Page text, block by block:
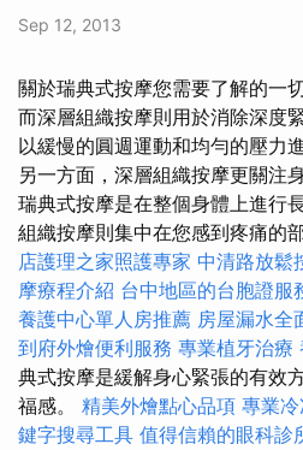
Sep 12, 2013
關於瑞典式按摩您需要了解的一
而深層組織按摩則用於消除深度
以緩慢的圓週運動和均勻的壓力
另一方面，深層組織按摩更關注
瑞典式按摩是在整個身體上進行
組織按摩則集中在您感到疼痛的
店護理之家照護專家 中清路放鬆
摩療程介紹 台中地區的台胞證服
養護中心單人房推薦 房屋漏水全
到府外燴便利服務 專業植牙治療
典式按摩是緩解身心緊張的有效
福感。 精美外燴點心品項 專業
鍵字搜尋工具 值得信賴的眼科診